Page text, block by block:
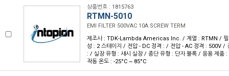
상품번호 : 1815763
RTMN-5010
EMI FILTER 500VAC 10A SCREW TERM
제조사 : TDK-Lambda Americas Inc. / 계열 : RTMN /
성 : 2 스테이지 / 전압 - DC 정격 : / 전압 - AC 정격 : 500V /
: / 실장 유형 : 섀시 실장 / 종단 유형 : 단자 블록 / 응용 제품
작동 온도 : -25°C ~ 85°C